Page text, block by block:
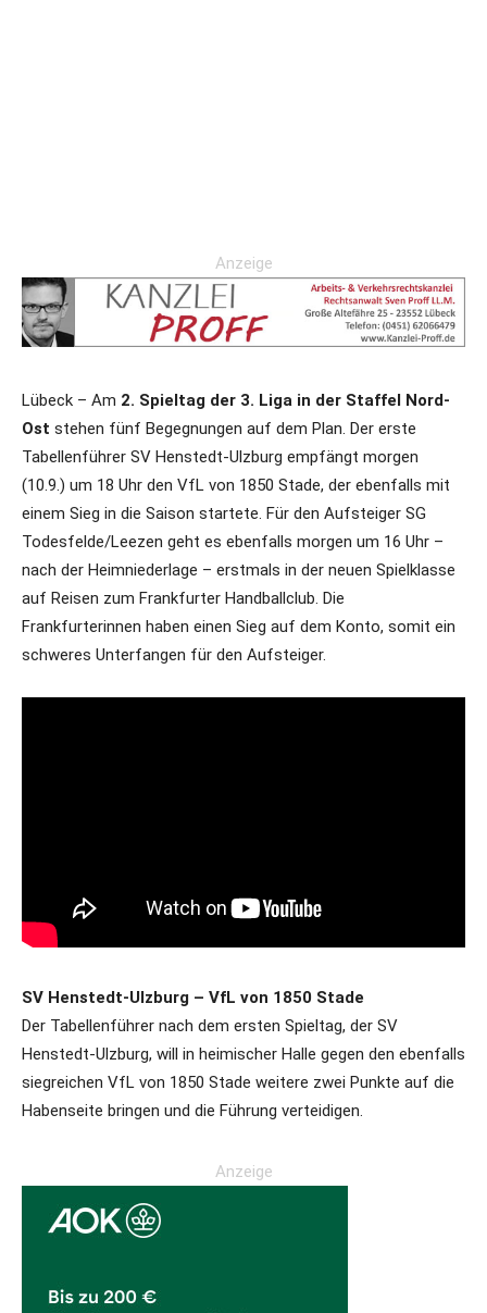
Anzeige
Lübeck – Am 2. Spieltag der 3. Liga in der Staffel Nord-
Ost stehen fünf Begegnungen auf dem Plan. Der erste
Tabellenführer SV Henstedt-Ulzburg empfängt morgen
(10.9.) um 18 Uhr den VfL von 1850 Stade, der ebenfalls mit
einem Sieg in die Saison startete. Für den Aufsteiger SG
Todesfelde/Leezen geht es ebenfalls morgen um 16 Uhr –
nach der Heimniederlage – erstmals in der neuen Spielklasse
auf Reisen zum Frankfurter Handballclub. Die
Frankfurterinnen haben einen Sieg auf dem Konto, somit ein
schweres Unterfangen für den Aufsteiger.
SV Henstedt-Ulzburg – VfL von 1850 Stade
Der Tabellenführer nach dem ersten Spieltag, der SV
Henstedt-Ulzburg, will in heimischer Halle gegen den ebenfalls
siegreichen VfL von 1850 Stade weitere zwei Punkte auf die
Habenseite bringen und die Führung verteidigen.
Anzeige